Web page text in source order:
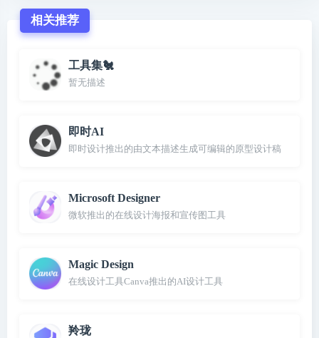
相关推荐
工具集🐔
暂无描述
即时AI
即时设计推出的由文本描述生成可编辑的原型设计稿
Microsoft Designer
微软推出的在线设计海报和宣传图工具
Magic Design
在线设计工具Canva推出的AI设计工具
羚珑